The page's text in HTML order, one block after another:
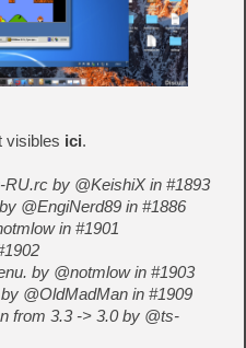
visibles ici.
by @KeishiX in #1893
@EngiNerd89 in #1886
in #1901
by @notmlow in #1903
@OldMadMan in #1909
from 3.3 -> 3.0 by @ts-